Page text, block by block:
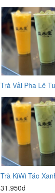
Trà Vải Pha Lê
Trà KiWi Táo
31.950đ